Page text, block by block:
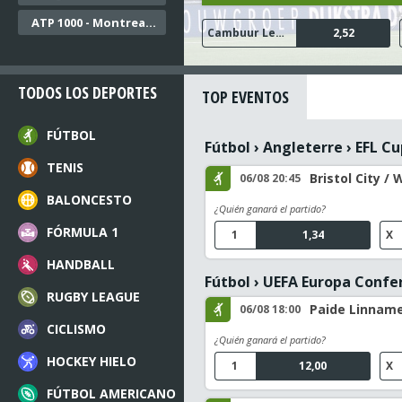
ATP 1000 - Montreal Dobles
1,05
Ajax 1,16
FC Twente 2,52
Cambuur Leeuwarden 1,45
N.E.C. Nijmegen 1,68
Go Ahead Eagles
TODOS LOS DEPORTES
FÚTBOL
TENIS
BALONCESTO
FÓRMULA 1
HANDBALL
RUGBY LEAGUE
CICLISMO
HOCKEY HIELO
FÚTBOL AMERICANO
TOP EVENTOS
Fútbol › Angleterre › EFL
06/08 20:45 Bristol City /
¿Quién ganará el partido?
1,34
1 X
Fútbol › UEFA Europa
06/08 18:00 Paide
¿Quién ganará el partido?
12,00
1 X